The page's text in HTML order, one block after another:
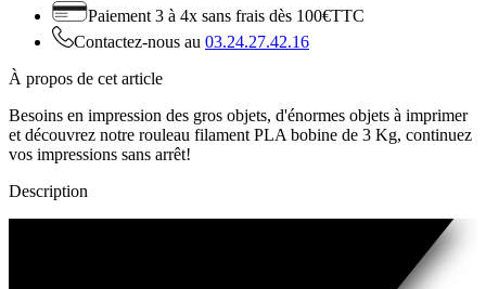
Paiement 3 à 4x sans frais dès 100€TTC
Contactez-nous au 03.24.27.42.16
À propos de cet article
Besoins en impression des gros objets, d'énormes objets à imprimer
et découvrez notre rouleau filament PLA bobine de 3 Kg, continuez
vos impressions sans arrêt!
Description